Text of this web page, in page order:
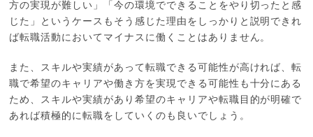
方の実現が難しい」「今の環境でできることをやり切ったと感
じた」というケースもそう感じた理由をしっかりと説明できれ
ば転職活動においてマイナスに働くことはありません。
また、スキルや実績があって転職できる可能性が高ければ、転
職で希望のキャリアや働き方を実現できる可能性も十分にある
ため、スキルや実績があり希望のキャリアや転職目的が明確で
あれば積極的に転職をしていくのも良いでしょう。